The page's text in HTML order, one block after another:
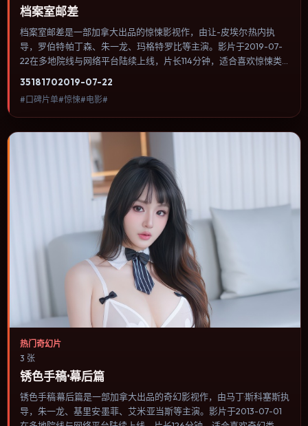
档案室邮差
档案室邮差是一部加拿大出品的惊悚影视作，由让-皮埃尔·热内执
导，罗伯特·帕丁森、朱一龙、玛格特·罗比等主演。影片于2019-07-
22在多地院线与网络平台陆续上线，片长114分钟，适合喜欢惊悚类
情节推进，节奏与视听语言统一，可作为休闲观影或类型片补片的选
择。
35181702019-07-22
#口碑片单#惊悚#电影#
热门奇幻片
3 张
锈色手稿·幕后篇
锈色手稿·幕后篇是一部加拿大出品的奇幻影视作，由马丁·斯科塞斯执
导，朱一龙、基里安·墨菲、艾米·亚当斯等主演。影片于2013-07-01